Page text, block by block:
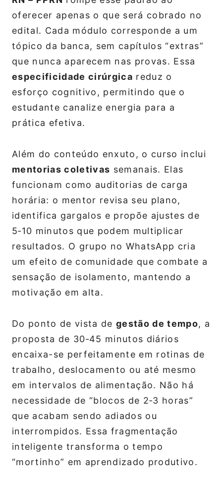
oferecer apenas o que será cobrado no
edital. Cada módulo corresponde a um
tópico da banca, sem capítulos “extras”
que nunca aparecem nas provas. Essa
especificidade cirúrgica reduz o
esforço cognitivo, permitindo que o
estudante canalize energia para a
prática efetiva.
Além do conteúdo enxuto, o curso inclui
mentorias coletivas semanais. Elas
funcionam como auditorias de carga
horária: o mentor revisa seu plano,
identifica gargalos e propõe ajustes de
5‑10 minutos que podem multiplicar
resultados. O grupo no WhatsApp cria
um efeito de comunidade que combate a
sensação de isolamento, mantendo a
motivação em alta.
Do ponto de vista de gestão de tempo, a
proposta de 30‑45 minutos diários
encaixa-se perfeitamente em rotinas de
trabalho, deslocamento ou até mesmo
em intervalos de alimentação. Não há
necessidade de “blocos de 2‑3 horas”
que acabam sendo adiados ou
interrompidos. Essa fragmentação
inteligente transforma o tempo
“mortinho” em aprendizado produtivo.